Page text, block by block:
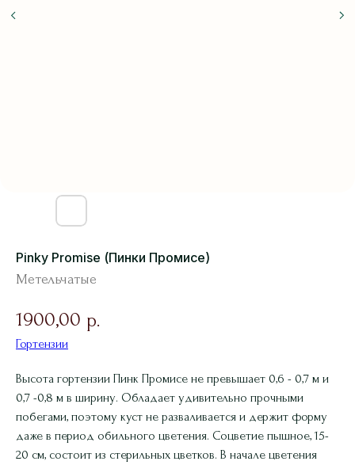
Pinky Promise (Пинки Промисе)
Метельчатые
1900,00 р.
Гортензии
Высота гортензии Пинк Промисе не превышает 0,6 - 0,7 м и
0,7 -0,8 м в ширину. Обладает удивительно прочными
побегами, поэтому куст не разваливается и держит форму
даже в период обильного цветения. Соцветие пышное, 15-
20 см, состоит из стерильных цветков. В начале цветения